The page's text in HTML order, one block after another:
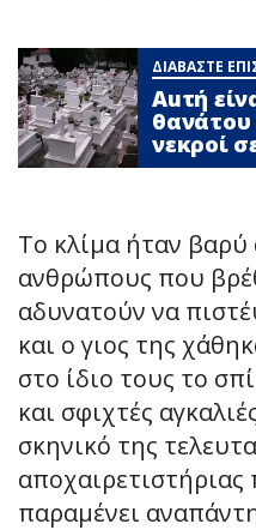
ΔΙΑΒΑΣΤΕ
Αuτή
θανάτου
νεκροί
Το κλίμα ήταν
ανθρώπους που
αδυνατούν να
και ο γιος της
στο ίδιο τους το
και σφιχτές
σκηνικό της
αποχαιρετιστήριας
παραμένει